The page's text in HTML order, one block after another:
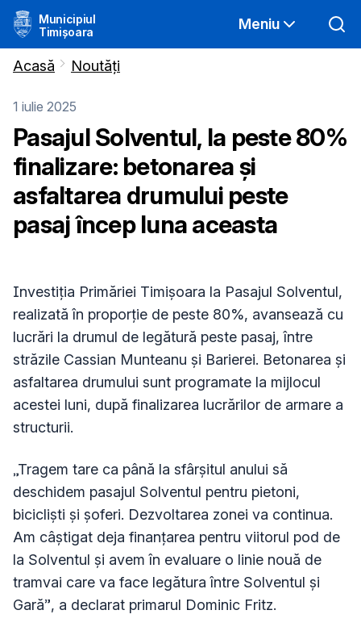
Municipiul
Timișoara
Meniu
Acasă Noutăți
1 iulie 2025
Pasajul Solventul, la peste 80%
finalizare: betonarea și
asfaltarea drumului peste
pasaj încep luna aceasta
Investiția Primăriei Timișoara la Pasajul Solventul,
realizată în proporție de peste 80%, avansează cu
lucrări la drumul de legătură peste pasaj, între
străzile Cassian Munteanu și Barierei. Betonarea și
asfaltarea drumului sunt programate la mijlocul
acestei luni, după finalizarea lucrărilor de armare a
structurii.
„Tragem tare ca până la sfârșitul anului să
deschidem pasajul Solventul pentru pietoni,
bicicliști și șoferi. Dezvoltarea zonei va continua.
Am câștigat deja finanțarea pentru viitorul pod de
la Solventul și avem în evaluare o linie nouă de
tramvai care va face legătura între Solventul și
Gară”, a declarat primarul Dominic Fritz.